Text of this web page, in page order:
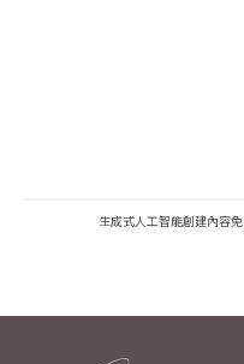
生成式人工智能創建內容